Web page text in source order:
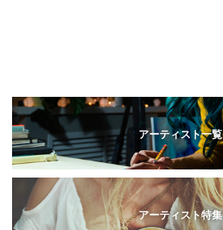
アーティスト一覧
アーティスト特集